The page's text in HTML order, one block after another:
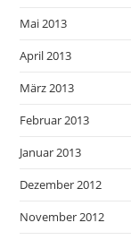
Mai 2013
April 2013
März 2013
Februar 2013
Januar 2013
Dezember 2012
November 2012